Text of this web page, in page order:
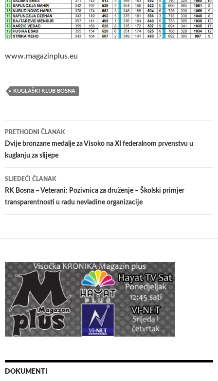
www.magazinplus.eu
KUGLAŠKI KLUB BOSNA
Navigacija
članaka
PRETHODNI ČLANAK
Dvije bronzane medalje za Visoko na XI federalnom prvenstvu u
kuglanju za slijepe
SLJEDEĆI ČLANAK
RK Bosna – Veterani: Pozivnica za druženje – Školski primjer
transparentnosti u radu nevladine organizacije
DOKUMENTI